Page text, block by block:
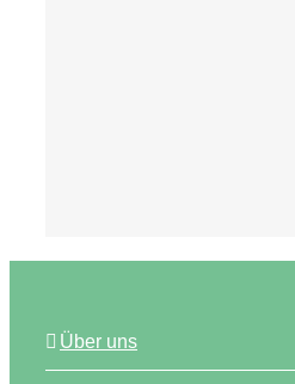
Über uns